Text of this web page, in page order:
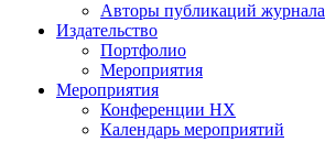
Авторы публикаций журнала
Издательство
Портфолио
Мероприятия
Мероприятия
Конференции НХ
Календарь мероприятий